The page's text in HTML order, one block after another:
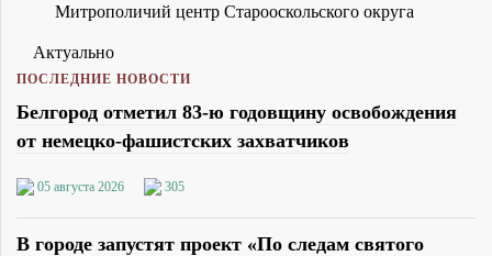
Митрополичий центр Старооскольского округа
Актуально
ПОСЛЕДНИЕ НОВОСТИ
Белгород отметил 83-ю годовщину освобождения
от немецко-фашистских захватчиков
05 августа 2026 305
В городе запустят проект «По следам святого